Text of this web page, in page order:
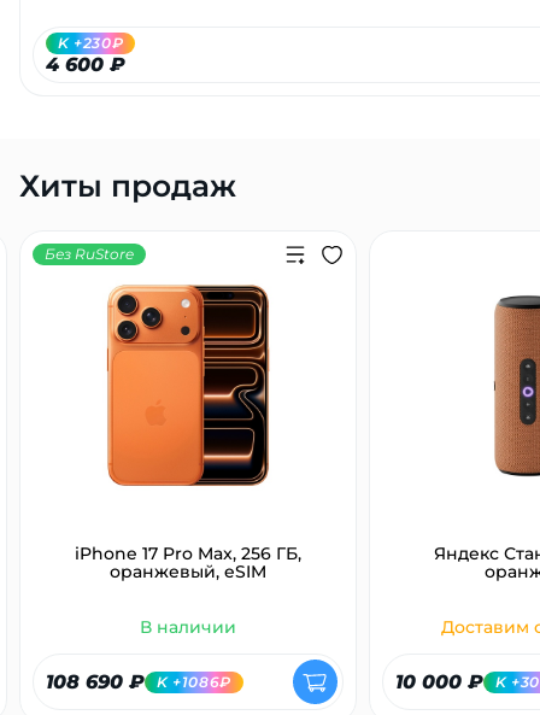
4 600 ₽
K +230₽
Хиты продаж
Без RuStore
iPhone 17 Pro Max, 256 ГБ,
оранжевый, eSIM
В наличии
108 690 ₽ K +1086₽
Яндекс
Доставим
10 000 ₽ K